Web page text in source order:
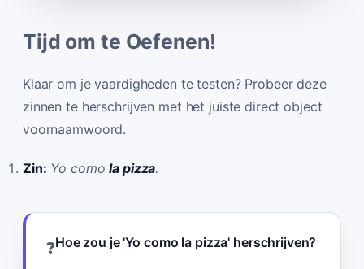
Tijd om te Oefenen!
Klaar om je vaardigheden te testen? Probeer deze
zinnen te herschrijven met het juiste direct object
voornaamwoord.
Zin: Yo comola pizza.
❓Hoe zou je 'Yo como la pizza' herschrijven?